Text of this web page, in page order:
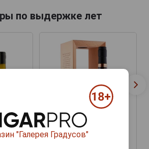
по выдержке лет
"Галерея Градусов"